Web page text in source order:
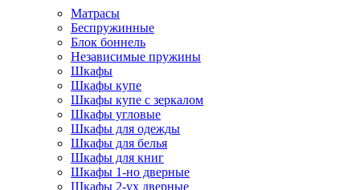
Матрасы
Беспружинные
Блок боннель
Независимые пружины
Шкафы
Шкафы купе
Шкафы купе с зеркалом
Шкафы угловые
Шкафы для одежды
Шкафы для белья
Шкафы для книг
Шкафы 1-но дверные
Шкафы 2-ух дверные